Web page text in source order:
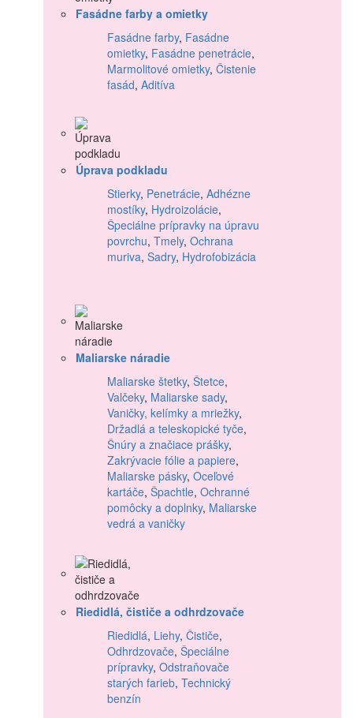
Fasádne farby a omietky
Fasádne farby, Fasádne
omietky, Fasádne penetrácie,
Marmolitové omietky, Čistenie
fasád, Aditíva
Úprava podkladu
Stierky, Penetrácie, Adhézne
mostíky, Hydroizolácie,
Špeciálne prípravky na úpravu
povrchu, Tmely, Ochrana
muriva, Sadry, Hydrofobizácia
Maliarske náradie
Maliarske štetky, Štetce,
Valčeky, Maliarske sady,
Vaničky, kelímky a mriežky,
Držadlá a teleskopické tyče,
Šnúry a značiace prášky,
Zakrývacie fólie a papiere,
Maliarske pásky, Oceľové
kartáče, Špachtle, Ochranné
pomôcky a doplnky, Maliarske
vedrá a vaničky
Riedidlá, čističe a odhrdzovače
Riedidlá, Liehy, Čističe,
Odhrdzovače, Špeciálne
prípravky, Odstraňovače
starých farieb, Technický
benzín